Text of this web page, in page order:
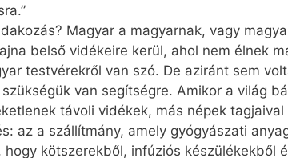
Magyar a magyarnak, vagy
belső vidékeire kerül, ahol nem élnek
testvérekről van szó. De aziránt sem
van segítségre. Amikor a világ
távoli vidékek, más népek tagjaival
az a szállítmány, amely gyógyászati
hogy kötszerekből, infúziós